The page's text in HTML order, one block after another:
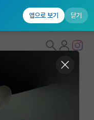
앱으로 보기 닫기